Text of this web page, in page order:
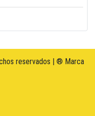
reservados | ® Marca